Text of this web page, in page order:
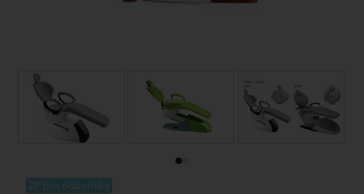
ZP pro odborníky